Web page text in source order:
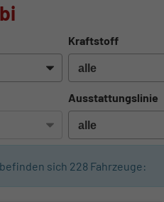
Kraftstoff
Ausstattungslinie
sich 228 Fahrzeuge: